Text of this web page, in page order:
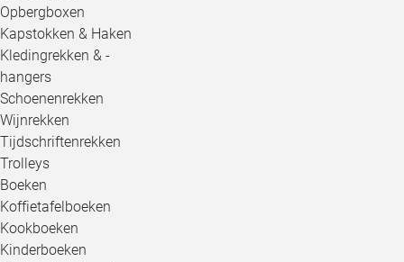
Opbergboxen
Kapstokken & Haken
Kledingrekken & -
hangers
Schoenenrekken
Wijnrekken
Tijdschriftenrekken
Trolleys
Boeken
Koffietafelboeken
Kookboeken
Kinderboeken